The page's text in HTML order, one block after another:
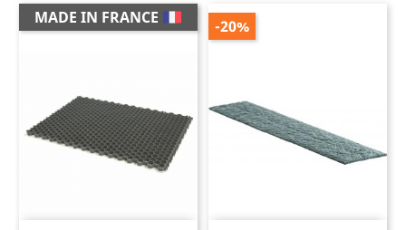
MADE IN FRANCE -20%